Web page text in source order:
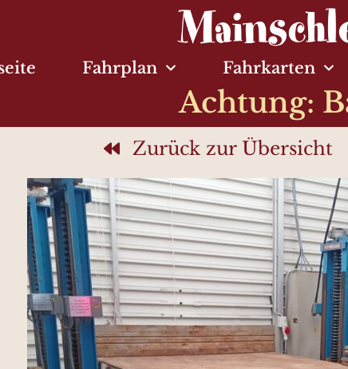
Fahrplan Fahrkarten
Achtung:
Zurück zur Übersicht